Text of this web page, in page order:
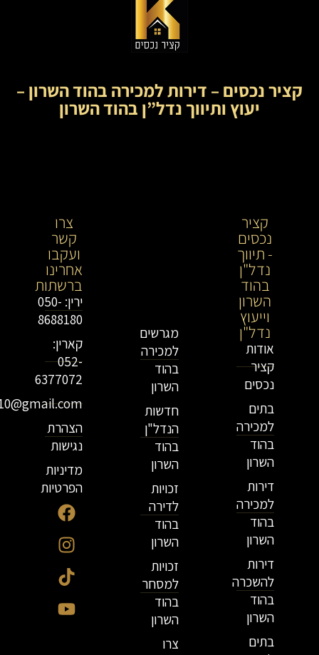
קציר נכסים – דירות למכירה בהוד השרון –
יעוץ ותיווך נדל”ן בהוד השרון
קציר
נכסים
- תיווך
נדל"ן
בהוד
השרון
וייעוץ
נדל"ן
אודות
קציר
נכסים
בתים
למכירה
בהוד
השרון
דירות
למכירה
בהוד
השרון
דירות
להשכרה
בהוד
השרון
בתים
מגרשים
למכירה
בהוד
השרון
חדשות
הנדל"ן
בהוד
השרון
זכויות
לדירה
בהוד
השרון
זכויות
למסחר
בהוד
השרון
צרו
צרו
קשר
ועקבו
אחרינו
ברשתות
ירין: 050-
8688180
קארין:
052-
6377072
הצהרת
נגישות
מדיניות
הפרטיות